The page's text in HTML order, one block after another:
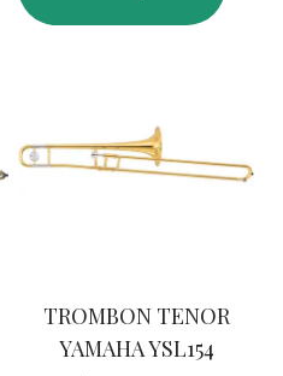
TROMBON TENOR
YAMAHA YSL154